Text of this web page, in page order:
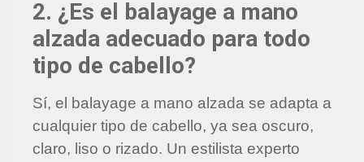
2. ¿Es el balayage a mano
alzada adecuado para todo
tipo de cabello?
Sí, el balayage a mano alzada se adapta a
cualquier tipo de cabello, ya sea oscuro,
claro, liso o rizado. Un estilista experto